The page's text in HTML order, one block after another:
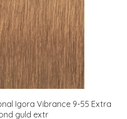
Igora Vibrance 9-55 Extra
guld extr